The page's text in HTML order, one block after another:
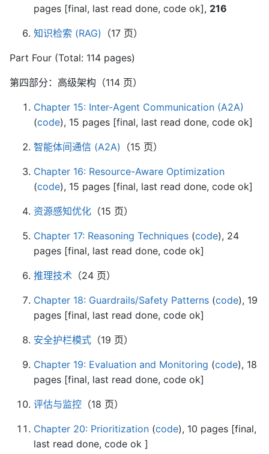
pages [final, last read done, code ok], 216
知识检索 (RAG) （17 页）
Part Four (Total: 114 pages)
第四部分：高级架构（114 页）
Chapter 15: Inter-Agent Communication (A2A)
(code), 15 pages [final, last read done, code ok]
智能体间通信 (A2A) （15 页）
Chapter 16: Resource-Aware Optimization
(code), 15 pages [final, last read done, code ok]
资源感知优化 （15 页）
Chapter 17: Reasoning Techniques (code), 24
pages [final, last read done, code ok]
推理技术 （24 页）
Chapter 18: Guardrails/Safety Patterns (code), 19
pages [final, last read done, code ok]
安全护栏模式 （19 页）
Chapter 19: Evaluation and Monitoring (code), 18
pages [final, last read done, code ok]
评估与监控 （18 页）
Chapter 20: Prioritization (code), 10 pages [final,
last read done, code ok ]